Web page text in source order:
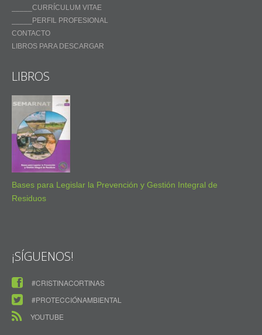
_____CURRÍCULUM VITAE
_____PERFIL PROFESIONAL
CONTACTO
LIBROS PARA DESCARGAR
LIBROS
Bases para Legislar la Prevención y Gestión Integral de
Residuos
¡SÍGUENOS!
#CRISTINACORTINAS
#PROTECCIÓNAMBIENTAL
YOUTUBE